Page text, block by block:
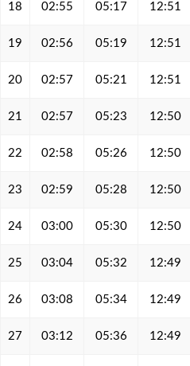
18 02:55 05:17 12:51
19 02:56 05:19 12:51
20 02:57 05:21 12:51
21 02:57 05:23 12:50
22 02:58 05:26 12:50
23 02:59 05:28 12:50
24 03:00 05:30 12:50
25 03:04 05:32 12:49
26 03:08 05:34 12:49
27 03:12 05:36 12:49